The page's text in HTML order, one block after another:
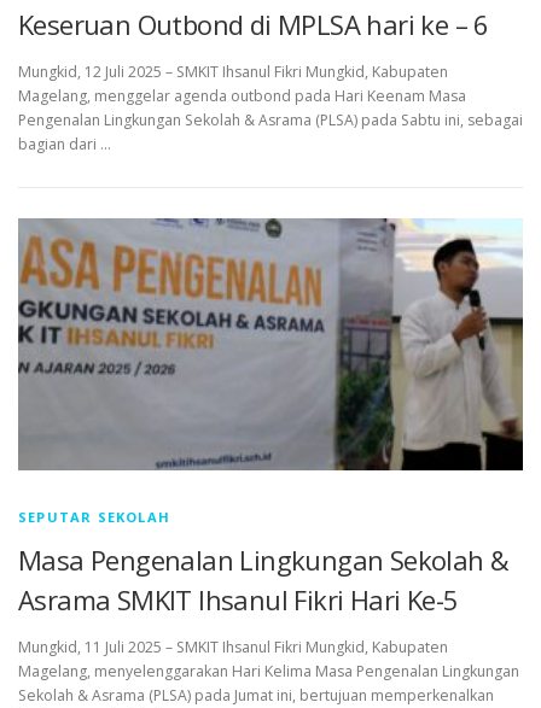
Keseruan Outbond di MPLSA hari ke – 6
Mungkid, 12 Juli 2025 – SMKIT Ihsanul Fikri Mungkid, Kabupaten
Magelang, menggelar agenda outbond pada Hari Keenam Masa
Pengenalan Lingkungan Sekolah & Asrama (PLSA) pada Sabtu ini, sebagai
bagian dari …
SEPUTAR SEKOLAH
Masa Pengenalan Lingkungan Sekolah &
Asrama SMKIT Ihsanul Fikri Hari Ke-5
Mungkid, 11 Juli 2025 – SMKIT Ihsanul Fikri Mungkid, Kabupaten
Magelang, menyelenggarakan Hari Kelima Masa Pengenalan Lingkungan
Sekolah & Asrama (PLSA) pada Jumat ini, bertujuan memperkenalkan